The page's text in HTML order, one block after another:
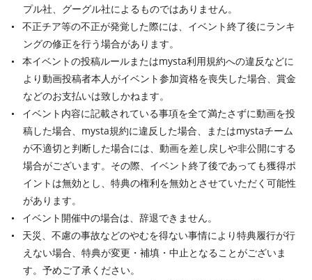
プル社、グーグル社によるものではありません。
不正チア等の不正が発覚した際には、イベント終了後にランキ
ングの修正を行う場合があります。
本イベントの投稿ルールまたはmysta利用規約への違反などに
より動画投稿者本人がイベント参加資格を喪失した場合、賞金
などのお支払いは致しかねます。
イベント内容に記載されている事項を全て満たさずに動画を投
稿した場合、mysta規約に違反した場合、またはmystaチーム
が不適切と判断した場合には、動画を差し戻しや非公開にする
場合がございます。その際、イベント終了後であっても獲得ポ
イントは無効とし、特典の権利を無効とさせていただく可能性
があります。
イベント開催中の場合は、辞退できません。
天災、不慮の事故などのやむを得ない事情により特典履行が行
えない場合、特典が変更・補填・中止となることがございま
す。予めご了承ください。